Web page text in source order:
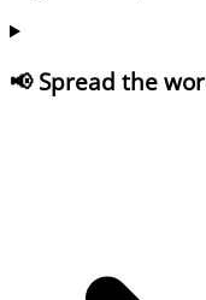
📢 Spread the